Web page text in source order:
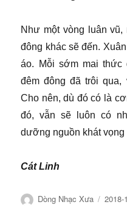
Như một vòng luân vũ,
đông khác sẽ đến.
áo. Mỗi sớm mai thức
đêm đông đã trôi qua,
Cho nên, dù đó có là
đó, vẫn sẽ luôn có
dưỡng nguồn khát
Cát Linh
Tác
Dòng Nhạc Xưa
Đăng
2018-